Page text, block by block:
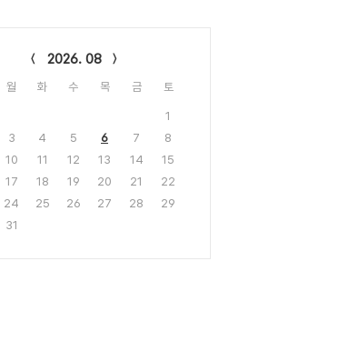
2026. 08
월 화 수 목 금 토
1
3 4 5 6 7
8
10 11 12 13 14
15
17 18 19 20 21
22
24 25 26 27 28
29
31